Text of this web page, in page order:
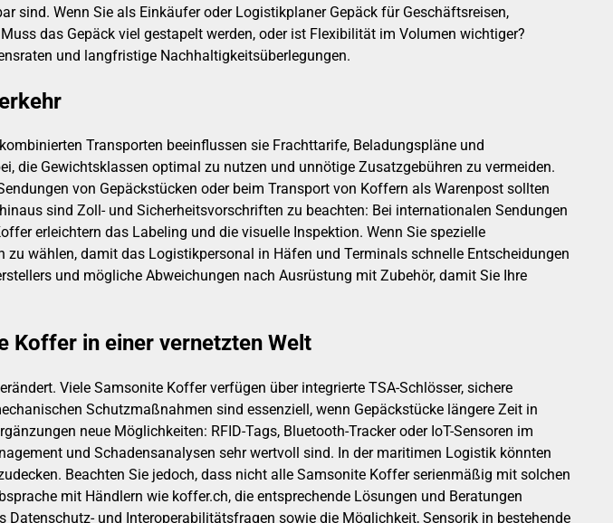
sind. Wenn Sie als Einkäufer oder Logistikplaner Gepäck für Geschäftsreisen,
das Gepäck viel gestapelt werden, oder ist Flexibilität im Volumen wichtiger?
und langfristige Nachhaltigkeitsüberlegungen.
Transporten beeinflussen sie Frachttarife, Beladungspläne und
die Gewichtsklassen optimal zu nutzen und unnötige Zusatzgebühren zu vermeiden.
von Gepäckstücken oder beim Transport von Koffern als Warenpost sollten
sind Zoll- und Sicherheitsvorschriften zu beachten: Bei internationalen Sendungen
erleichtern das Labeling und die visuelle Inspektion. Wenn Sie spezielle
wählen, damit das Logistikpersonal in Häfen und Terminals schnelle Entscheidungen
und mögliche Abweichungen nach Ausrüstung mit Zubehör, damit Sie Ihre
Koffer in einer vernetzten Welt
Viele Samsonite Koffer verfügen über integrierte TSA-Schlösser, sichere
Schutzmaßnahmen sind essenziell, wenn Gepäckstücke längere Zeit in
neue Möglichkeiten: RFID-Tags, Bluetooth-Tracker oder IoT-Sensoren im
und Schadensanalysen sehr wertvoll sind. In der maritimen Logistik könnten
Beachten Sie jedoch, dass nicht alle Samsonite Koffer serienmäßig mit solchen
mit Händlern wie koffer.ch, die entsprechende Lösungen und Beratungen
und Interoperabilitätsfragen sowie die Möglichkeit, Sensorik in bestehende